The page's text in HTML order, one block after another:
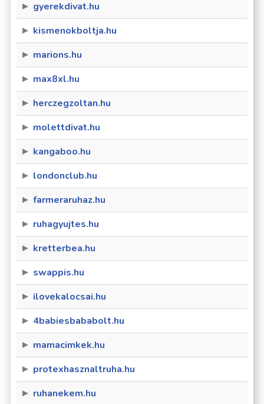
gyerekdivat.hu
kismenokboltja.hu
marions.hu
max8xl.hu
herczegzoltan.hu
molettdivat.hu
kangaboo.hu
londonclub.hu
farmeraruhaz.hu
ruhagyujtes.hu
kretterbea.hu
swappis.hu
ilovekalocsai.hu
4babiesbababolt.hu
mamacimkek.hu
protexhasznaltruha.hu
ruhanekem.hu